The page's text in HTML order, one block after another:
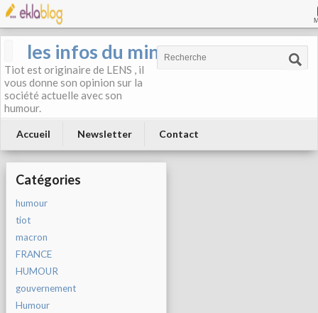
les infos du mineur
Tiot est originaire de LENS , il
vous donne son opinion sur la
société actuelle avec son
humour.
Accueil Newsletter Contact
Catégories
humour
tiot
macron
FRANCE
HUMOUR
gouvernement
Humour